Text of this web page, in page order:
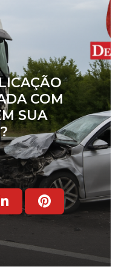
COM
SUA